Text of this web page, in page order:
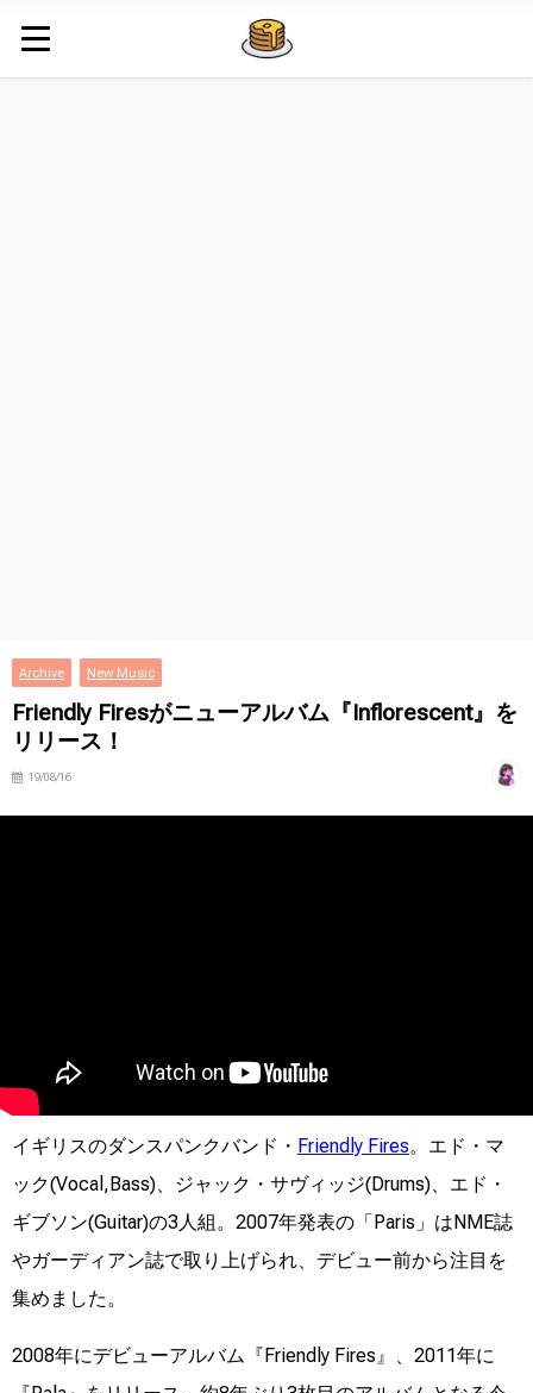
Archive New Music
Friendly Firesがニューアルバム『Inflorescent』を
リリース！
19/08/16
イギリスのダンスパンクバンド・ Friendly Fires。エド・マ
ック(Vocal,Bass)、ジャック・サヴィッジ(Drums)、エド・
ギブソン(Guitar)の3人組。2007年発表の「Paris」はNME誌
やガーディアン誌で取り上げられ、デビュー前から注目を
集めました。
2008年にデビューアルバム『Friendly Fires』、2011年に